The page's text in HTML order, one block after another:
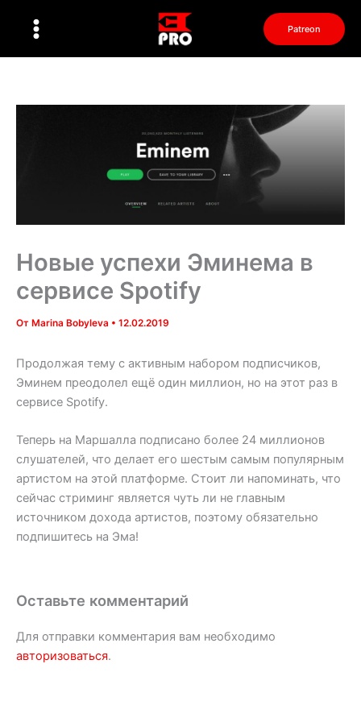
Patreon
Новые успехи Эминема в
сервисе Spotify
От Marina Bobyleva • 12.02.2019
Продолжая тему с активным набором подписчиков,
Эминем преодолел ещё один миллион, но на этот раз в
сервисе Spotify.
Теперь на Маршалла подписано более 24 миллионов
слушателей, что делает его шестым самым популярным
артистом на этой платформе. Стоит ли напоминать, что
сейчас стриминг является чуть ли не главным
источником дохода артистов, поэтому обязательно
подпишитесь на Эма!
Оставьте комментарий
Для отправки комментария вам необходимо
авторизоваться.